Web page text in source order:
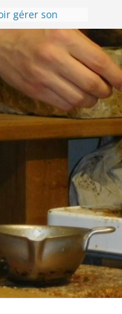
gérer son
!
en images !
–
du 8 au
sur la Via
l’accueil de
de
souhaite une